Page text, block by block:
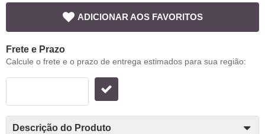
ADICIONAR AOS FAVORITOS
Frete e Prazo
Calcule o frete e o prazo de entrega estimados para sua região:
Descrição do Produto